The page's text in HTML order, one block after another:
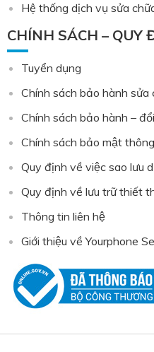
Hệ thống dịch vụ sửa
CHÍNH SÁCH – QUY
Tuyển dụng
Chính sách bảo hành sửa
Chính sách bảo hành –
Chính sách bảo mật
Quy định về việc sao lưu
Quy định về lưu trữ thiết
Thông tin liên hệ
Giới thiệu về Yourphone